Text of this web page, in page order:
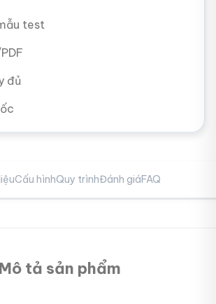
test
đủ
Cấu hìnhQuy trìnhĐánh giáFAQ
Mô tả sản phẩm